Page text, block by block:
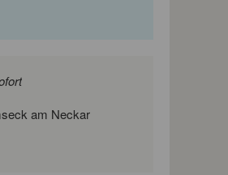
am Neckar